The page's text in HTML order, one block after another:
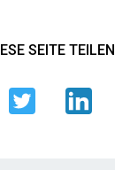
SEITE TEILEN